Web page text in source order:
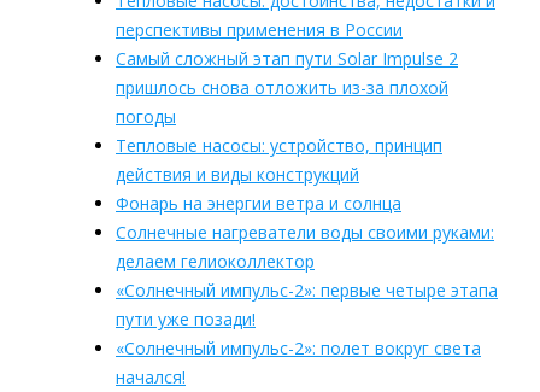
перспективы применения в России
Самый сложный этап пути Solar Impulse 2
пришлось снова отложить из-за плохой
погоды
Тепловые насосы: устройство, принцип
действия и виды конструкций
Фонарь на энергии ветра и солнца
Солнечные нагреватели воды своими руками:
делаем гелиоколлектор
«Солнечный импульс-2»: первые четыре этапа
пути уже позади!
«Солнечный импульс-2»: полет вокруг света
начался!